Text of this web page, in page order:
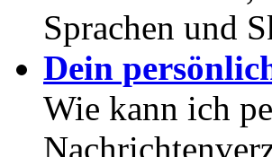
Sprachen und
Dein
Wie kann ich